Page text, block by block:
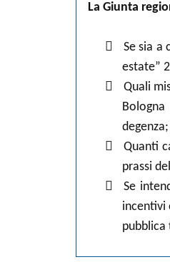
La Giunta

Se sia a
estate”
 Quali
degenza;
 Quanti
prassi

Se
incentivi